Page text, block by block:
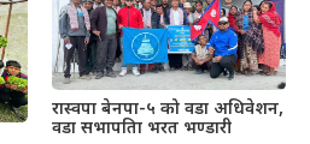
रास्वपा बेनपा-५ को वडा अधिवेशन,
वडा सभापतिा भरत भण्डारी